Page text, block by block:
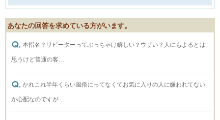
あなたの回答を求めている方がいます。
本指名？リピーターってぶっちゃけ嬉しい？ウザい？人にもよるとは
思うけど普通の客…
かれこれ半年くらい風俗にってなくてお気に入りの人に嫌われてない
か心配なのですが…